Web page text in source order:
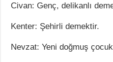
Civan: Genç, delikanlı
Kenter: Şehirli demektir.
Nevzat: Yeni doğmuş